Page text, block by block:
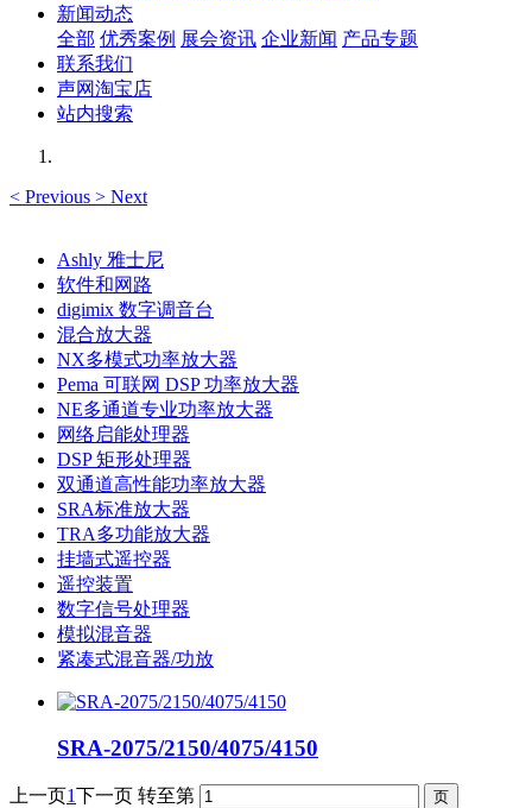
新闻动态
全部 优秀案例 展会资讯 企业新闻 产品专题
联系我们
声网淘宝店
站内搜索
< Previous > Next
Ashly 雅士尼
软件和网路
digimix 数字调音台
混合放大器
NX多模式功率放大器
Pema 可联网 DSP 功率放大器
NE多通道专业功率放大器
网络启能处理器
DSP 矩形处理器
双通道高性能功率放大器
SRA标准放大器
TRA多功能放大器
挂墙式遥控器
遥控装置
数字信号处理器
模拟混音器
紧凑式混音器/功放
SRA-2075/2150/4075/4150
上一页1下一页 转至第